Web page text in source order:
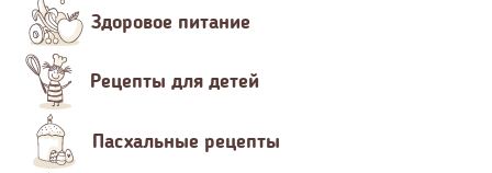
Здоровое питание
Рецепты для детей
Пасхальные рецепты